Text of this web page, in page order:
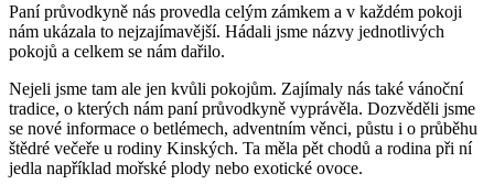
Paní průvodkyně nás provedla celým zámkem a v každém pokoji
nám ukázala to nejzajímavější. Hádali jsme názvy jednotlivých
pokojů a celkem se nám dařilo.
Nejeli jsme tam ale jen kvůli pokojům. Zajímaly nás také vánoční
tradice, o kterých nám paní průvodkyně vyprávěla. Dozvěděli jsme
se nové informace o betlémech, adventním věnci, půstu i o průběhu
štědré večeře u rodiny Kinských. Ta měla pět chodů a rodina při ní
jedla například mořské plody nebo exotické ovoce.